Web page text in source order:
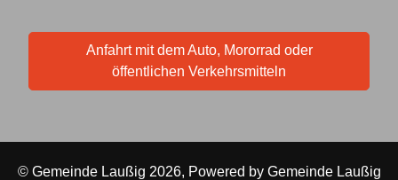
Anfahrt mit dem Auto, Mororrad oder
öffentlichen Verkehrsmitteln
© Gemeinde Laußig 2026, Powered by Gemeinde Laußig